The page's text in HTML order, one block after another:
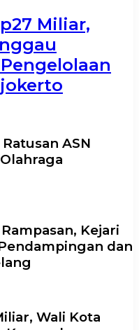
Miliar,
ASN
Kejari
dan
Wali Kota